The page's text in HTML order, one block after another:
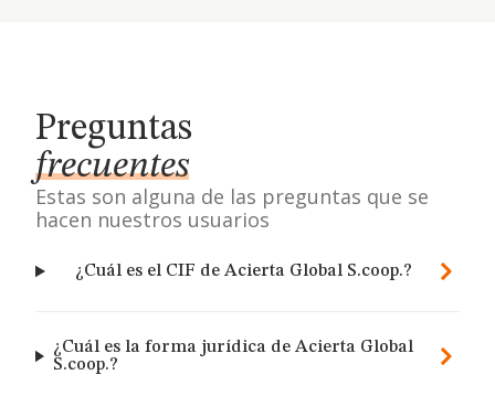
Preguntas
frecuentes
Estas son alguna de las preguntas que se
hacen nuestros usuarios
¿Cuál es el CIF de Acierta Global S.coop.?
¿Cuál es la forma jurídica de Acierta Global
S.coop.?